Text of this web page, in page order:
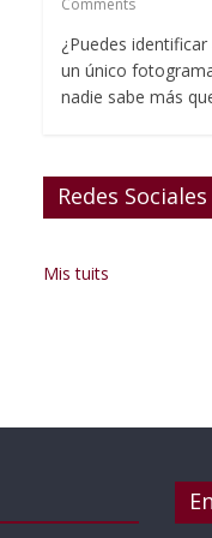
Comments
¿Puedes
un único
nadie sabe más
Redes Sociales
Mis tuits